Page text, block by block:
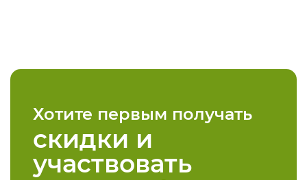
Хотите первым получать
скидки и
участвовать